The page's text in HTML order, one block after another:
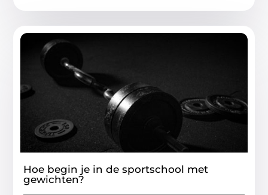
Hoe begin je in de sportschool met
gewichten?